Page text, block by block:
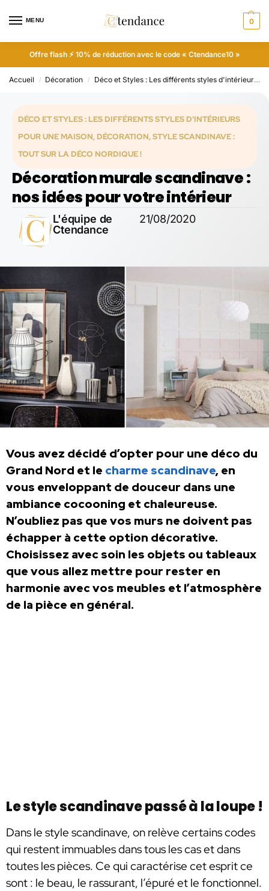
MENU 0
Offre flash ⚡ 10% de réduction avec le code « Ctendance10 »
Accueil / Décoration / Déco et Styles : Les différents styles d'intérieurs pour une maison
DÉCO ET STYLES : LES DIFFÉRENTS STYLES D'INTÉRIEURS
POUR UNE MAISON, DÉCORATION,STYLE SCANDINAVE :
TOUT SUR LA DÉCO NORDIQUE !
Décoration murale scandinave :
nos idées pour votre intérieur
L'équipe de
Ctendance
21/08/2020
Vous avez décidé d’opter pour une déco du
Grand Nord et le charme scandinave, en
vous enveloppant de douceur dans une
ambiance cocooning et chaleureuse.
N’oubliez pas que vos murs ne doivent pas
échapper à cette option décorative.
Choisissez avec soin les objets ou tableaux
que vous allez mettre pour rester en
harmonie avec vos meubles et l’atmosphère
de la pièce en général.
Le style scandinave passé à la loupe !
Dans le style scandinave, on relève certains codes
qui restent immuables dans tous les cas et dans
toutes les pièces. Ce qui caractérise cet esprit ce
sont : le beau, le rassurant, l’épuré et le fonctionnel.